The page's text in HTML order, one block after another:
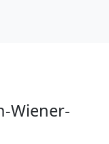
Wiener-